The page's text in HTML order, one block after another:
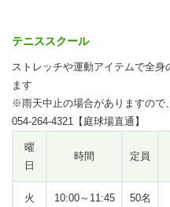
テニススクール
ストレッチや運動アイテムで全
ます
※雨天中止の場合がありますの
054-264-4321【庭球場直通】
曜
日
時間 定員
火 10:00～11:45 50名